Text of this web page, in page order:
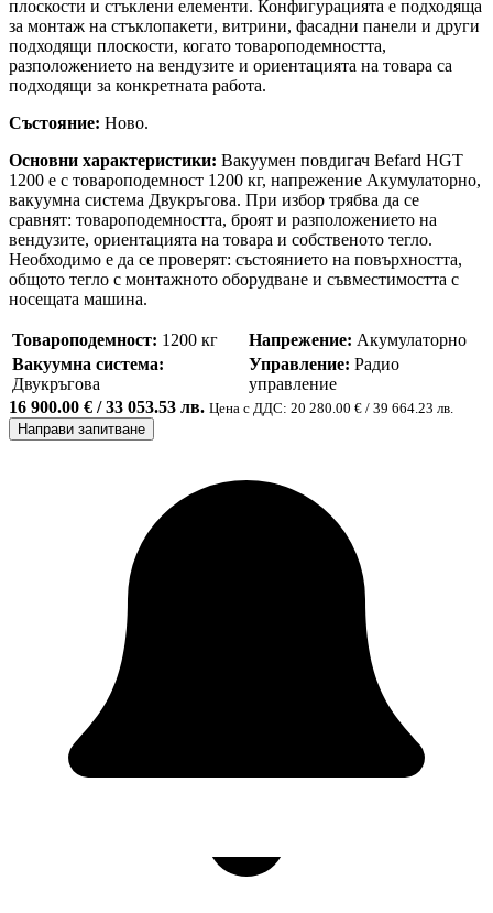
плоскости и стъклени елементи. Конфигурацията е подходяща
за монтаж на стъклопакети, витрини, фасадни панели и други
подходящи плоскости, когато товароподемността,
разположението на вендузите и ориентацията на товара са
подходящи за конкретната работа.
Състояние: Ново.
Основни характеристики: Вакуумен повдигач Befard HGT
1200 е с товароподемност 1200 кг, напрежение Акумулаторно,
вакуумна система Двукръгова. При избор трябва да се
сравнят: товароподемността, броят и разположението на
вендузите, ориентацията на товара и собственото тегло.
Необходимо е да се проверят: състоянието на повърхността,
общото тегло с монтажното оборудване и съвместимостта с
носещата машина.
Товароподемност: 1200 кг Напрежение: Акумулаторно
Вакуумна система:
Двукръгова
Управление: Радио
управление
16 900.00 € / 33 053.53 лв. Цена с ДДС: 20 280.00 € / 39 664.23 лв.
Направи запитване